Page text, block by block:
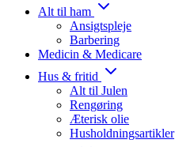
Alt til ham
Ansigtspleje
Barbering
Medicin & Medicare
Hus & fritid
Alt til Julen
Rengøring
Æterisk olie
Husholdningsartikler